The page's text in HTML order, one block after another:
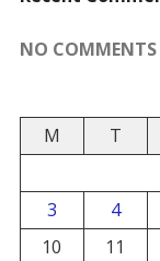
NO
M
T
3
4
10
11